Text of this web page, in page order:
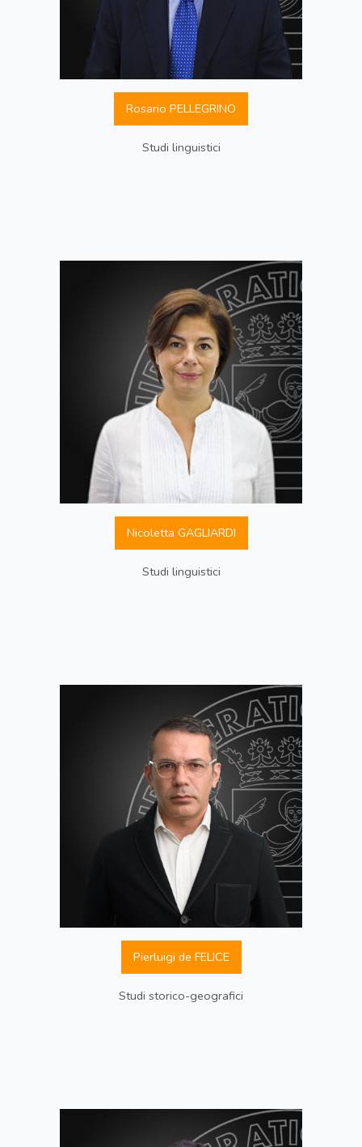
Rosario PELLEGRINO
Studi linguistici
Nicoletta GAGLIARDI
Studi linguistici
Pierluigi de FELICE
Studi storico-geografici